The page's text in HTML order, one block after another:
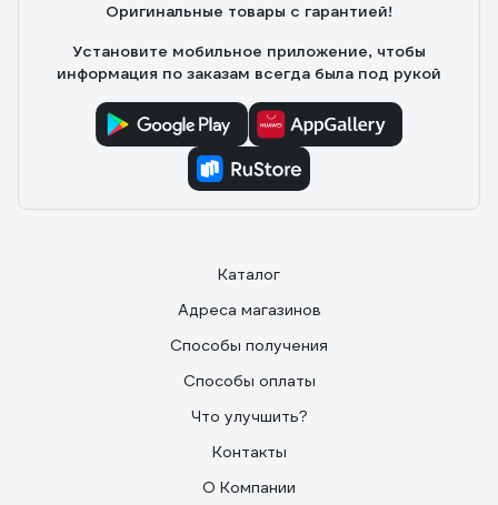
Оригинальные товары с гарантией!
Установите мобильное приложение, чтобы
информация по заказам всегда была под рукой
Каталог
Адреса магазинов
Способы получения
Способы оплаты
Что улучшить?
Контакты
О Компании